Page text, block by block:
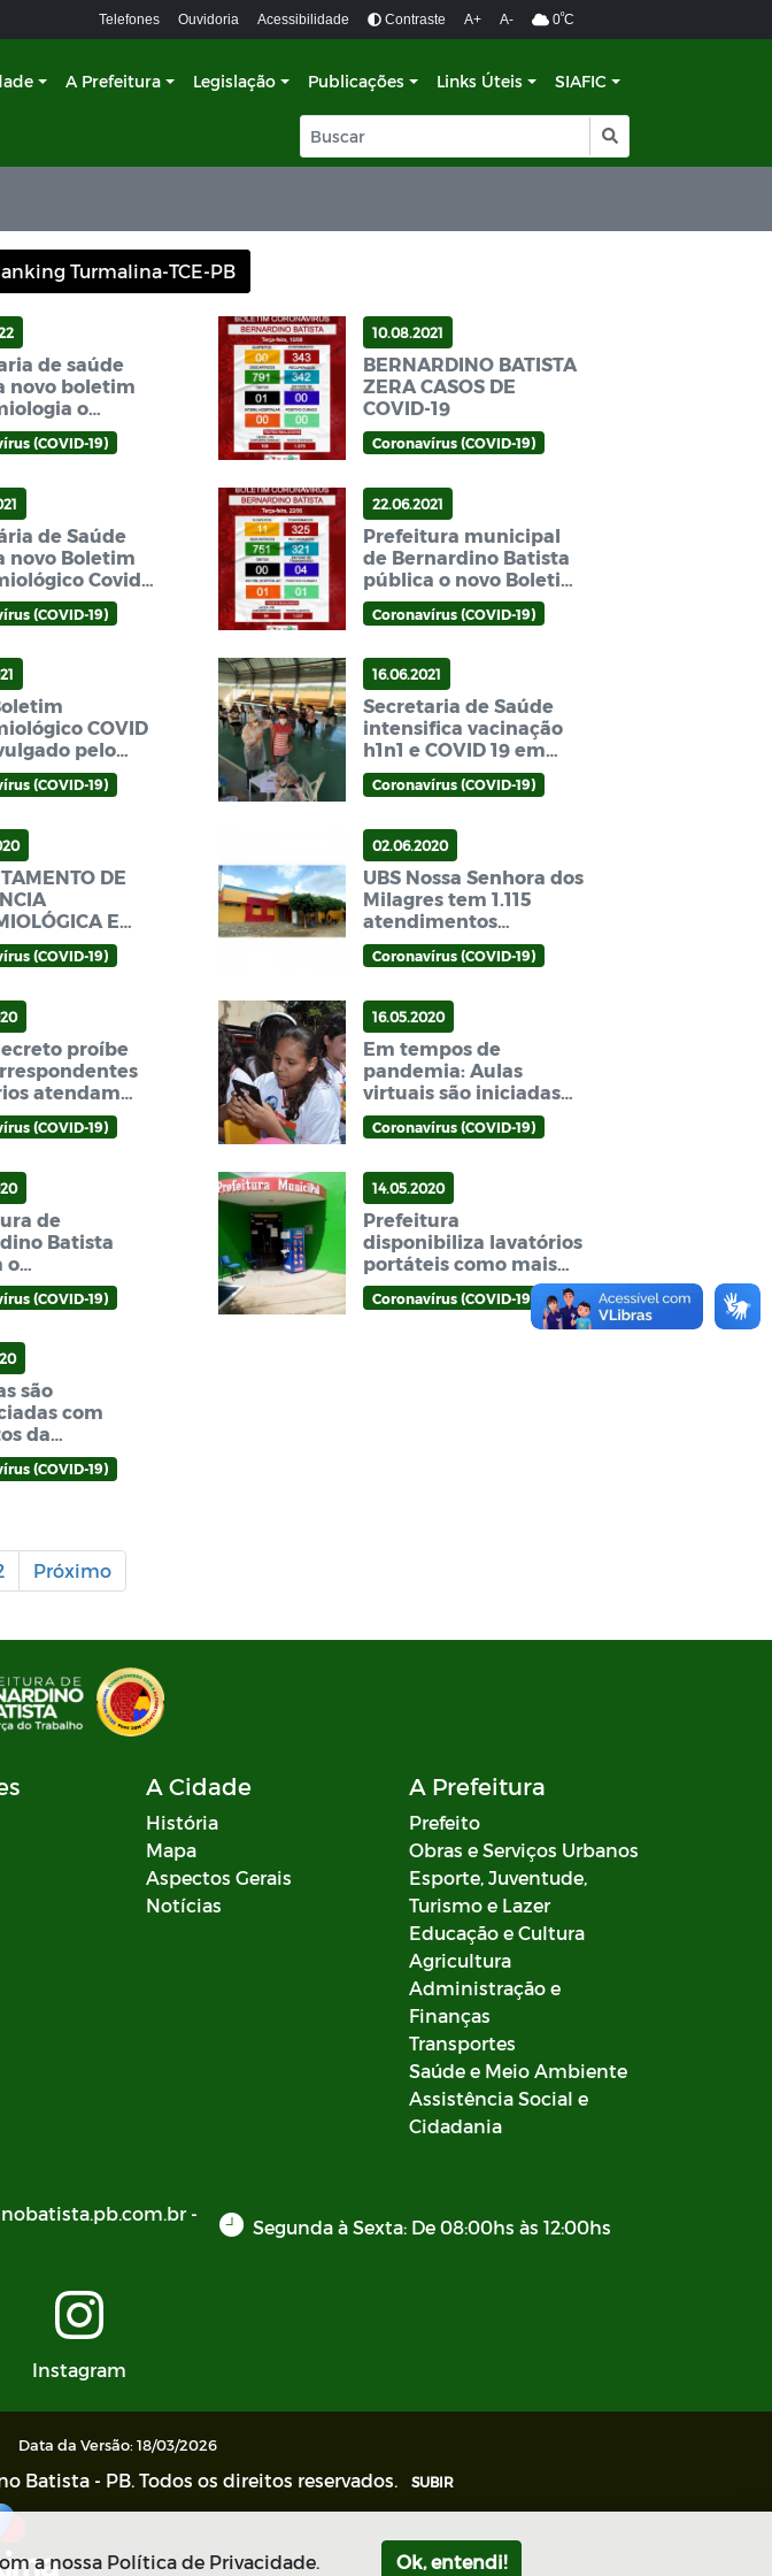
Telefones Ouvidoria Acessibilidade Contraste A+ A- 0ºC
A Prefeitura Legislação Publicações Links Úteis SIAFIC
Turmalina-TCE-PB
de saúde
novo boletim
o
(COVID-19)
10.08.2021
BERNARDINO BATISTA
ZERA CASOS DE
COVID-19
Coronavírus (COVID-19)
de Saúde
novo Boletim
Covid-
Sexta-Feira
(COVID-19)
22.06.2021
Prefeitura municipal
de Bernardino Batista
pública o novo Boletim
epidemiológico do
Coronavírus Covid-19
Coronavírus (COVID-19)
COVID
pelo
de
Batista
(COVID-19)
16.06.2021
Secretaria de Saúde
intensifica vacinação
h1n1 e COVID 19 em
Bernardino Batista
Coronavírus (COVID-19)
DE
E
EMITE
(COVID-19)
02.06.2020
UBS Nossa Senhora dos
Milagres tem 1.115
atendimentos
registrados no mês de
maio
Coronavírus (COVID-19)
proíbe
atendam
de outros
no município
(COVID-19)
16.05.2020
Em tempos de
pandemia: Aulas
virtuais são iniciadas
em Bernardino Batista
Coronavírus (COVID-19)
de
Batista
o
ao
e adquire
(COVID-19)
14.05.2020
Prefeitura
disponibiliza lavatórios
portáteis como mais
uma medida no
enfrentamento ao
Coronavírus (COVID-19)
são
com
da
familiar em
Batista
(COVID-19)
Próximo
A Cidade
História
Mapa
Aspectos Gerais
Notícias
A Prefeitura
Prefeito
Obras e Serviços Urbanos
Esporte, Juventude,
Turismo e Lazer
Educação e Cultura
Agricultura
Administração e
Finanças
Transportes
Saúde e Meio Ambiente
Assistência Social e
Cidadania
-
Segunda à Sexta: De 08:00hs às 12:00hs
Instagram
Data da Versão: 18/03/2026
Batista - PB. Todos os direitos reservados. SUBIR
a nossa Política de Privacidade. Ok, entendi!